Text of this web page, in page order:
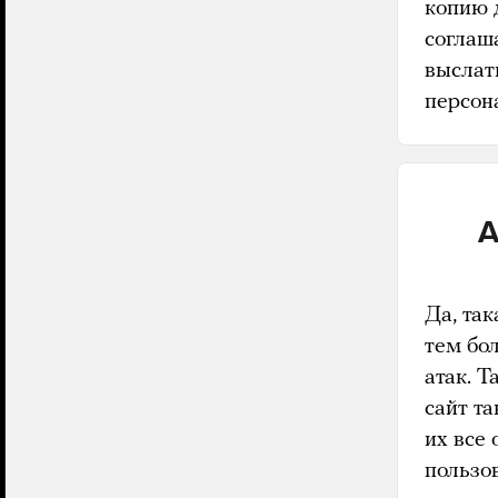
копию
Да,
тем
атак.
сайт
их все